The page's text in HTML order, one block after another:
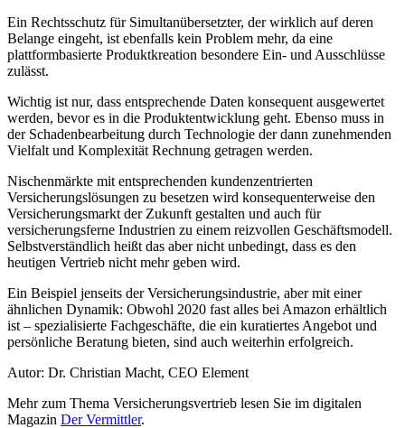
Ein Rechtsschutz für Simultanübersetzter, der wirklich auf deren
Belange eingeht, ist ebenfalls kein Problem mehr, da eine
plattformbasierte Produktkreation besondere Ein- und Ausschlüsse
zulässt.
Wichtig ist nur, dass entsprechende Daten konsequent ausgewertet
werden, bevor es in die Produktentwicklung geht. Ebenso muss in
der Schadenbearbeitung durch Technologie der dann zunehmenden
Vielfalt und Komplexität Rechnung getragen werden.
Nischenmärkte mit entsprechenden kundenzentrierten
Versicherungslösungen zu besetzen wird konsequenterweise den
Versicherungsmarkt der Zukunft gestalten und auch für
versicherungsferne Industrien zu einem reizvollen Geschäftsmodell.
Selbstverständlich heißt das aber nicht unbedingt, dass es den
heutigen Vertrieb nicht mehr geben wird.
Ein Beispiel jenseits der Versicherungsindustrie, aber mit einer
ähnlichen Dynamik: Obwohl 2020 fast alles bei Amazon erhältlich
ist – spezialisierte Fachgeschäfte, die ein kuratiertes Angebot und
persönliche Beratung bieten, sind auch weiterhin erfolgreich.
Autor: Dr. Christian Macht, CEO Element
Mehr zum Thema Versicherungsvertrieb lesen Sie im digitalen
Magazin Der Vermittler.